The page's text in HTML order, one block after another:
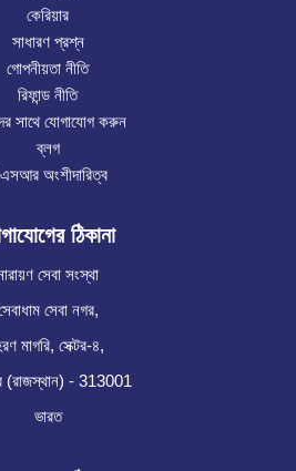
কেরিয়ার
সাধারণ প্রশ্ন
গোপনীয়তা নীতি
রিফান্ড নীতি
সাথে যোগাযোগ করুন
ব্লগ
অংশীদারিত্ব
ঠিকানা
সেবা সংস্থা
সেবা নগর,
মাগরি, সেক্টর-৪,
(রাজস্থান) - 313001
ভারত